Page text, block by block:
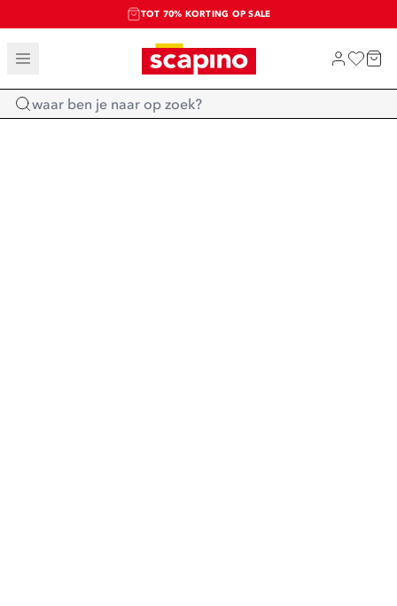
TOT 70% KORTING OP SALE
SALE: LAATSTE KANS!
SHOP NIEUW
Home